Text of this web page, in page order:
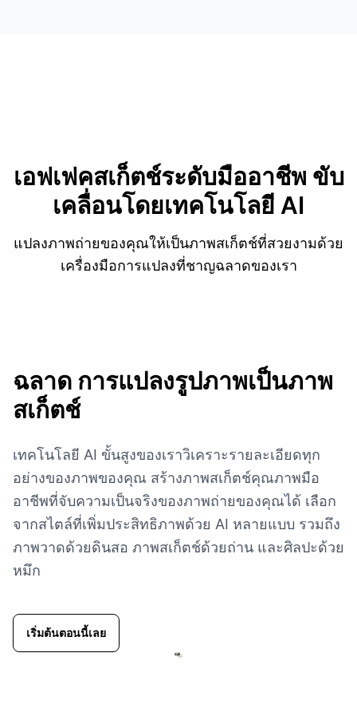
เอฟเฟคสเก็ตช์ระดับมืออาชีพ ขับ
เคลื่อนโดยเทคโนโลยี AI
แปลงภาพถ่ายของคุณให้เป็นภาพสเก็ตช์ที่สวยงามด้วย
เครื่องมือการแปลงที่ชาญฉลาดของเรา
ฉลาด การแปลงรูปภาพเป็นภาพ
สเก็ตช์
เทคโนโลยี AI ขั้นสูงของเราวิเคราะรายละเอียดทุก
อย่างของภาพของคุณ สร้างภาพสเก็ตช์คุณภาพมือ
อาชีพที่จับความเป็นจริงของภาพถ่ายของคุณได้ เลือก
จากสไตล์ที่เพิ่มประสิทธิภาพด้วย AI หลายแบบ รวมถึง
ภาพวาดด้วยดินสอ ภาพสเก็ตช์ด้วยถ่าน และศิลปะด้วย
หมึก
เริ่มต้นตอนนี้เลย